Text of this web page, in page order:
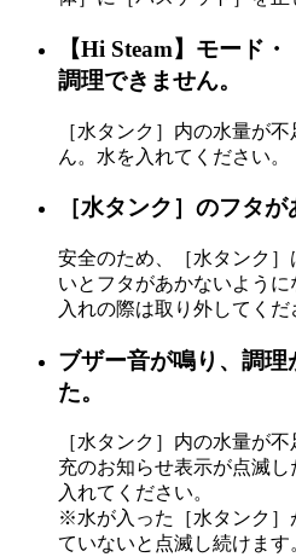
【Hi Steam】モード
調理できません。
［水タンク］内の水量が
ん。水を入れてください。
［水タンク］のフタが
安全のため、［水タンク
いとフタがあかないよう
入れの際は取り外してくだ
ブザー音が鳴り、調
た。
［水タンク］内の水量が
充のお知らせ表示が点滅
入れてください。
※水が入った［水タンク］
ていないと点滅し続けます